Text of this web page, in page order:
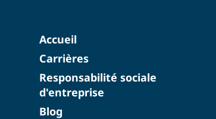
Accueil
Carrières
Responsabilité sociale
d'entreprise
Blog